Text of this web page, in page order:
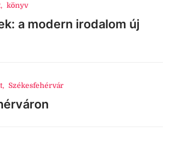
, könyv
a modern irodalom új
, Székesfehérvár